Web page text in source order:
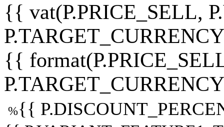
{{ vat(P.PRICE_SELL,
{{
%{{